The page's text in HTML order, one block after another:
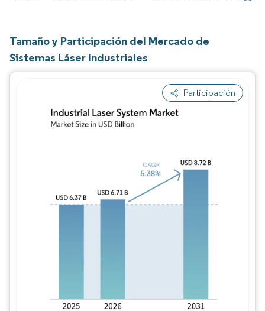
Tamaño y Participación del Mercado de
Sistemas Láser Industriales
Participación